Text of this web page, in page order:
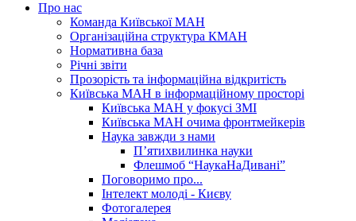
Про нас
Команда Київської МАН
Організаційна структура КМАН
Нормативна база
Річні звіти
Прозорість та інформаційна відкритість
Київська МАН в інформаційному просторі
Київська МАН у фокусі ЗМІ
Київська МАН очима фронтмейкерів
Наука завжди з нами
П’ятихвилинка науки
Флешмоб “НаукаНаДивані”
Поговоримо про...
Інтелект молоді - Києву
Фотогалерея